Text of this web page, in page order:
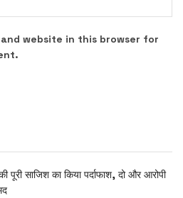
and website in this browser for
साजिश का किया पर्दाफाश, दो और आरोपी